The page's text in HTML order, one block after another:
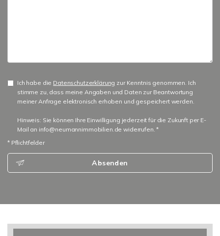
Ich habe die Datenschutzerklärung zur Kenntnis genommen. Ich
stimme zu, dass meine Angaben und Daten zur Beantwortung
meiner Anfrage elektronisch erhoben und gespeichert werden.
Hinweis: Sie können Ihre Einwilligung jederzeit für die Zukunft per E-
Mail an info@neumannimmobilien.de widerrufen. *
* Pflichtfelder
Absenden